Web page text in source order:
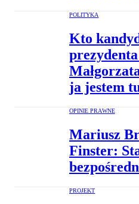
POLITYKA
Kto
ja jestem
OPINIE PRAWNE
Mariusz
Finster:
PROJEKT